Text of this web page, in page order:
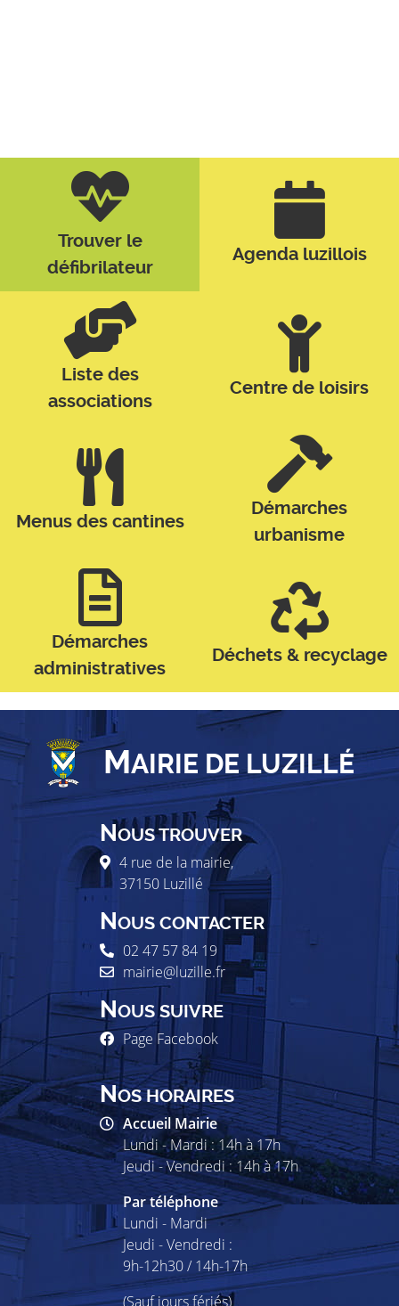
Trouver le
défibrilateur
Agenda luzillois
Liste des
associations
Centre de loisirs
Menus des cantines
Démarches
urbanisme
Démarches
administratives
Déchets & recyclage
MAIRIE DE LUZILLÉ
NOUS TROUVER
4 rue de la mairie,
37150 Luzillé
NOUS CONTACTER
02 47 57 84 19
mairie@luzille.fr
NOUS SUIVRE
Page Facebook
NOS HORAIRES
Accueil Mairie
Lundi - Mardi : 14h à 17h
Jeudi - Vendredi : 14h à 17h
Par téléphone
Lundi - Mardi
Jeudi - Vendredi :
9h-12h30 / 14h-17h
(Sauf jours fériés)